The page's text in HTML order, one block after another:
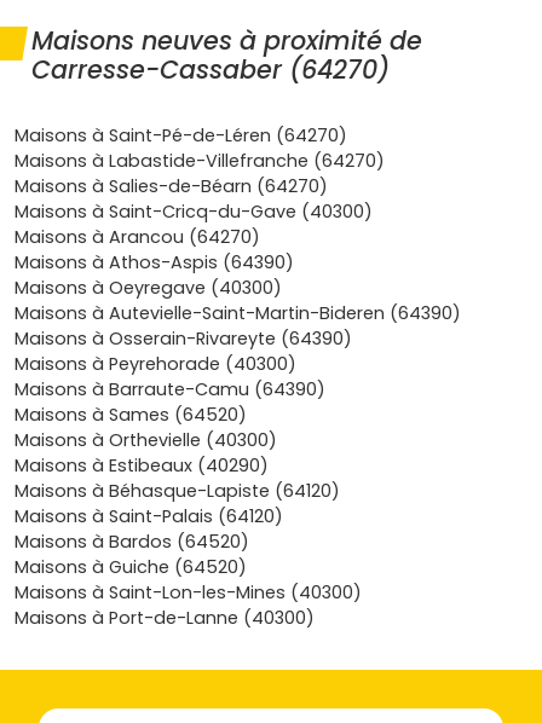
Pour y vivre, l’adresse est idéale si tu veux conjuguer
calme et proximité des services: commerces, santé,
établissements scolaires et activités sportives et
tandis que la gare TER de Puyoô facilite les déplacements
vers l’Atlantique ou la vallée du gave; le week-end, tu
alternes randonnées, vélo sur les petites routes du Béarn
des gaves, marchés de producteurs et sorties vers les
plages landaises ou la montagne. Pour investir, une
maison neuve à Carresse-Cassaber
simple et peu coûteuse, une vacance locative limitée par
la qualité du bien, et un patrimoine pérenne dans une
zone recherchée pour sa qualité de vie; l’immobilier neuf
rassure les locataires comme les banques, et la
performance énergétique élevée devient un vrai critère de
sélection et de valeur à la revente. Que tu sois primo-
accédant à la recherche d’un premier cocon familial ou
particulier en quête d’une résidence secondaire au vert, tu
as ici l’opportunité de viser une adresse authentique et
pratique à la fois, avec un budget souvent plus
accessible que dans les pôles littoraux tout en restant
connecté à leurs atouts. Prêt à passer de l’idée au projet
et à comparer les terrains, plans et niveaux de
prestations disponibles dans le secteur? Explore dès
maintenant les programmes et trouve la maison qui te
rapidement le bon timing pour réserver, visiter le chantier
Maisons neuves à proximité de
Carresse-Cassaber (64270)
Maisons à Saint-Pé-de-Léren (64270)
Maisons à Labastide-Villefranche (64270)
Maisons à Salies-de-Béarn (64270)
Maisons à Saint-Cricq-du-Gave (40300)
Maisons à Arancou (64270)
Maisons à Athos-Aspis (64390)
Maisons à Oeyregave (40300)
Maisons à Autevielle-Saint-Martin-Bideren (64390)
Maisons à Osserain-Rivareyte (64390)
Maisons à Peyrehorade (40300)
Maisons à Barraute-Camu (64390)
Maisons à Sames (64520)
Maisons à Orthevielle (40300)
Maisons à Estibeaux (40290)
Maisons à Béhasque-Lapiste (64120)
Maisons à Saint-Palais (64120)
Maisons à Bardos (64520)
Maisons à Guiche (64520)
Maisons à Saint-Lon-les-Mines (40300)
Maisons à Port-de-Lanne (40300)